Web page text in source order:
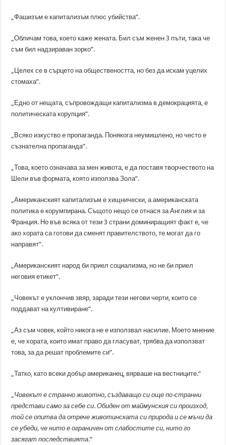
„Фашизъм е капитализъм плюс убийства”.
„Обличам това, което каже жената. Бил съм женен 3 пъти, така че
съм бил надзираван зорко”.
„Целех се в сърцето на обществеността, но без да искам уцелих
стомаха”.
„Едно от нещата, съпровождащи капитализма в демокрацията, е
политическата корупция”.
„Всяко изкуство е пропаганда. Понякога неумишлено, но често е
съзнателна пропаганда”.
„Това, което означава за мен живота, е да поставя творчеството на
Шели във формата, която използва Зола”.
„Американският капитализъм е хищнически, а американската
политика е корумпирана. Същото нещо се отнася за Англия и за
Франция. Но във всяка от тези 3 страни доминиращият факт е, че
ако хората са готови да сменят правителството, те могат да го
направят”.
„Американският народ би приел социализма, но не би приел
неговия етикет”.
„Човекът е уклончив звяр, заради тези негови черти, които се
поддават на култивиране”.
„Аз съм човек, който никога не е използвал насилие. Моето мнение
е, че хората, които имат право да гласуват, трябва да използват
това, за да решат проблемите си”.
„Татко, като всеки добър американец, вярваше на вестниците.“
„Човекът е странно животно, създаващо си още по-странни
представи само за себе си. Обиден от маймунския си произход,
той се опитва да отрече животинската си природа и се мъчи да
се убеди, че нито е ограничен от слабостите си, нито го
засягат последствията.“